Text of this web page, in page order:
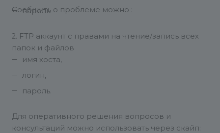
Сообщить о проблеме можно :
пароль.
2. FTP аккаунт с правами на чтение/запись всех
папок и файлов
имя хоста,
логин,
пароль.
Для оперативного решения вопросов и
консультаций можно использовать через скайп: